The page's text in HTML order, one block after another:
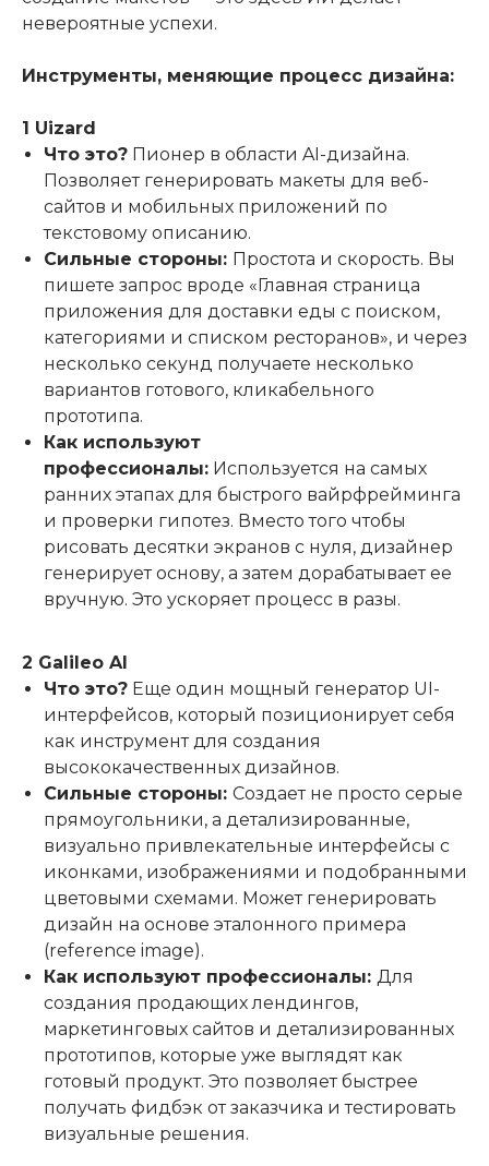
невероятные успехи.
Инструменты, меняющие процесс дизайна:
1 Uizard
Что это? Пионер в области AI-дизайна.
Позволяет генерировать макеты для веб-
сайтов и мобильных приложений по
текстовому описанию.
Сильные стороны: Простота и скорость. Вы
пишете запрос вроде «Главная страница
приложения для доставки еды с поиском,
категориями и списком ресторанов», и через
несколько секунд получаете несколько
вариантов готового, кликабельного
прототипа.
Как используют
профессионалы: Используется на самых
ранних этапах для быстрого вайрфрейминга
и проверки гипотез. Вместо того чтобы
рисовать десятки экранов с нуля, дизайнер
генерирует основу, а затем дорабатывает ее
вручную. Это ускоряет процесс в разы.
2 Galileo AI
Что это? Еще один мощный генератор UI-
интерфейсов, который позиционирует себя
как инструмент для создания
высококачественных дизайнов.
Сильные стороны: Создает не просто серые
прямоугольники, а детализированные,
визуально привлекательные интерфейсы с
иконками, изображениями и подобранными
цветовыми схемами. Может генерировать
дизайн на основе эталонного примера
(reference image).
Как используют профессионалы: Для
создания продающих лендингов,
маркетинговых сайтов и детализированных
прототипов, которые уже выглядят как
готовый продукт. Это позволяет быстрее
получать фидбэк от заказчика и тестировать
визуальные решения.